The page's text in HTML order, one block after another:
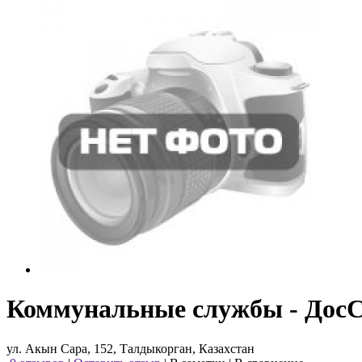
Коммунальные службы -
ул. Акын Сара, 152, Талдыкорган, Казахстан